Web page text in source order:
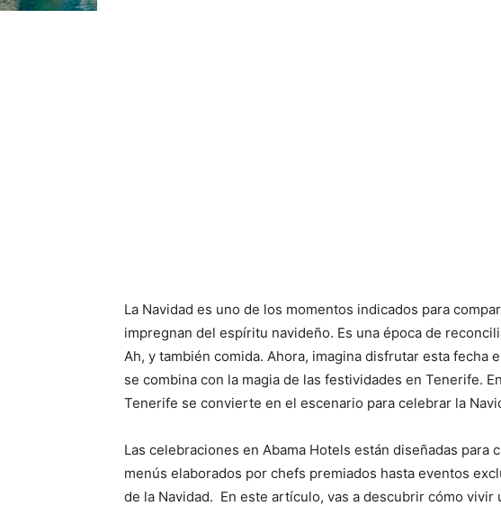
La Navidad es uno de los momentos indicados para
impregnan del espíritu navideño. Es una época de
Ah, y también comida. Ahora, imagina disfrutar esta fecha
se combina con la magia de las festividades en Tenerife.
Tenerife se convierte en el escenario para celebrar la
Las celebraciones en Abama Hotels están diseñadas para
menús elaborados por chefs premiados hasta eventos
de la Navidad. En este artículo, vas a descubrir cómo vivir